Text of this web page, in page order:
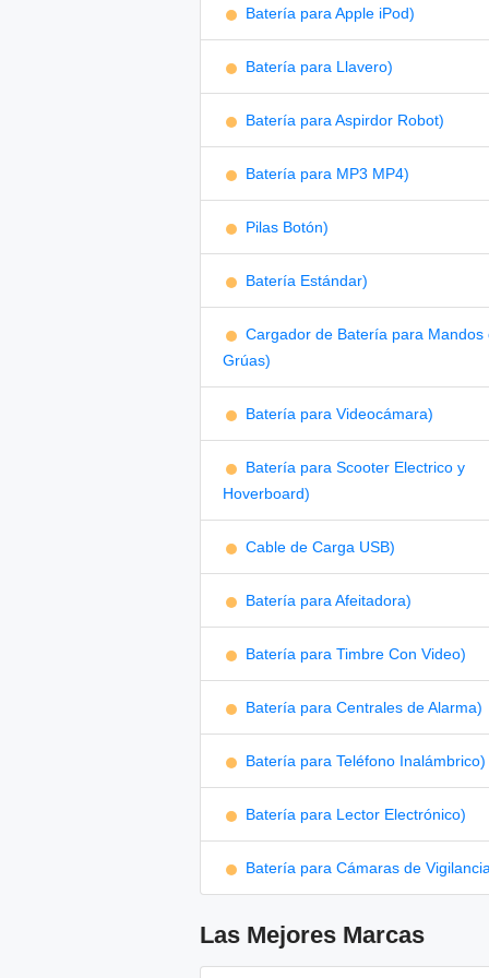
Batería para Apple iPod)
Batería para Llavero)
Batería para Aspirdor Robot)
Batería para MP3 MP4)
Pilas Botón)
Batería Estándar)
Cargador de Batería para Mandos
Grúas)
Batería para Videocámara)
Batería para Scooter Electrico y
Hoverboard)
Cable de Carga USB)
Batería para Afeitadora)
Batería para Timbre Con Video)
Batería para Centrales de Alarma)
Batería para Teléfono Inalámbrico)
Batería para Lector Electrónico)
Batería para Cámaras de
Las Mejores Marcas